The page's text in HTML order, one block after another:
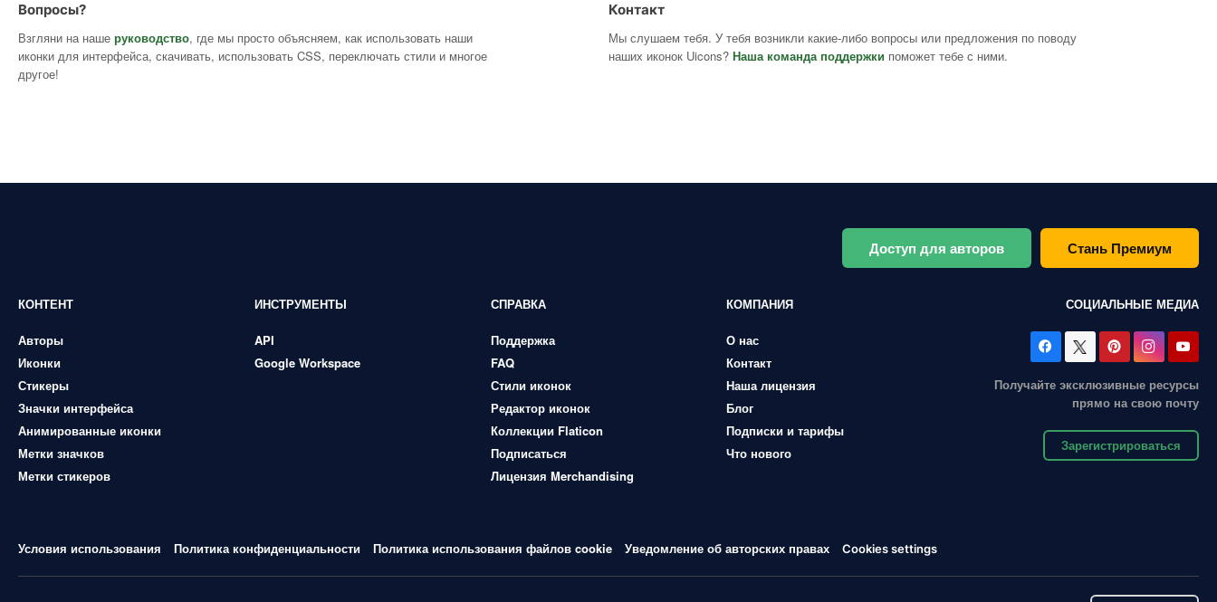
Вопросы?
Взгляни на наше руководство, где мы просто объясняем, как использовать наши
иконки для интерфейса, скачивать, использовать CSS, переключать стили и многое
другое!
Контакт
Мы слушаем тебя. У тебя возникли какие-либо вопросы или предложения по поводу
наших иконок Uicons? Наша команда поддержки поможет тебе с ними.
Доступ для авторов Стань Премиум
КОНТЕНТ
Авторы
Иконки
Стикеры
Значки интерфейса
Анимированные иконки
Метки значков
Метки стикеров
ИНСТРУМЕНТЫ
API
Google Workspace
СПРАВКА
Поддержка
FAQ
Стили иконок
Редактор иконок
Коллекции Flaticon
Подписаться
Лицензия Merchandising
КОМПАНИЯ
О нас
Контакт
Наша лицензия
Блог
Подписки и тарифы
Что нового
СОЦИАЛЬНЫЕ МЕДИА
Получайте эксклюзивные ресурсы
прямо на свою почту
Зарегистрироваться
Условия использования Политика конфиденциальности Политика использования файлов cookie Уведомление об авторских правах Cookies settings